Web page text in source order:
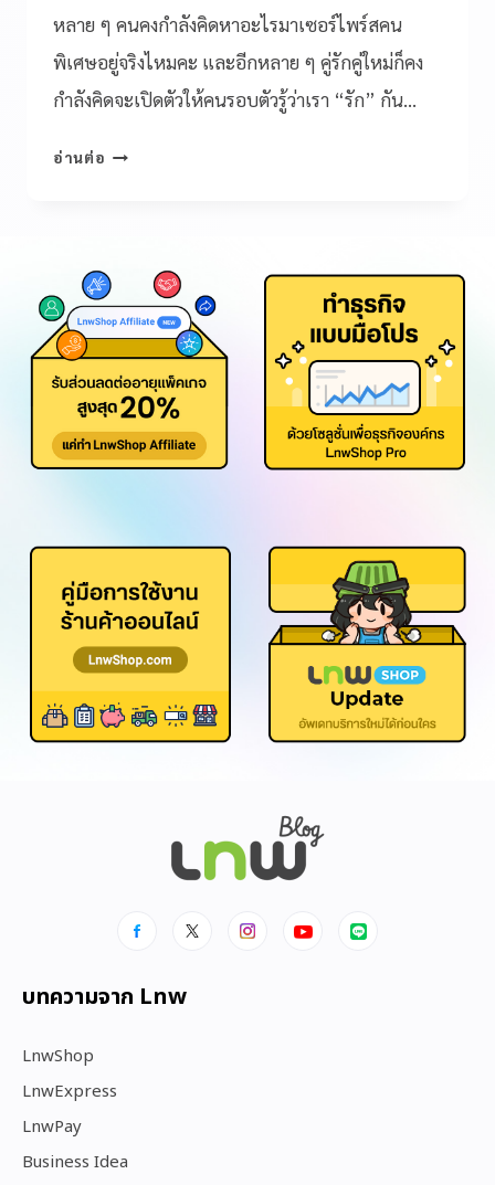
หลาย ๆ คนคงกำลังคิดหาอะไรมาเซอร์ไพร์สคน
พิเศษอยู่จริงไหมคะ และอีกหลาย ๆ คู่รักคู่ใหม่ก็คง
กำลังคิดจะเปิดตัวให้คนรอบตัวรู้ว่าเรา “รัก” กัน…
อ่านต่อ
บทความจาก Lnw
LnwShop
LnwExpress
LnwPay
Business Idea